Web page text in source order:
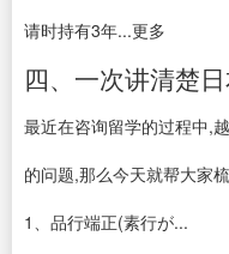
请时持有3年...更多
四、一次讲清楚
最近在咨询留学的过程中,
的问题,那么今天就帮大家
1、品行端正(素行が...